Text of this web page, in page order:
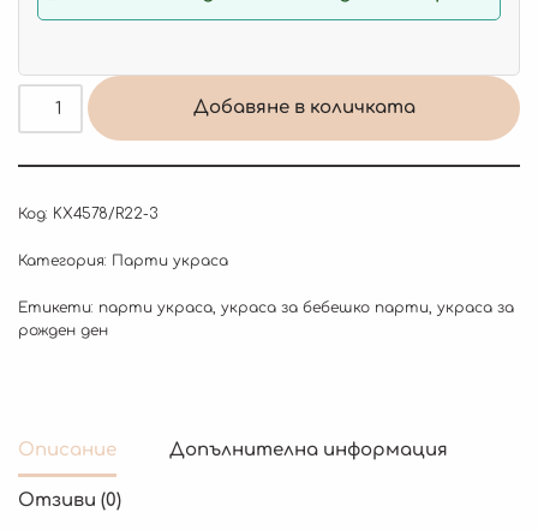
Добавяне в количката
Код: KX4578/R22-3
Категория: Парти украса
Етикети: парти украса, украса за бебешко парти, украса за
рожден ден
Описание Допълнителна информация
Отзиви (0)